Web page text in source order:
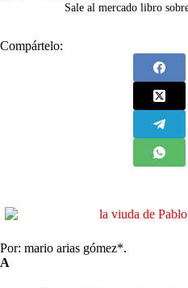
Sale al mercado libro
Compártelo:
Por: mario arias gómez*.
A